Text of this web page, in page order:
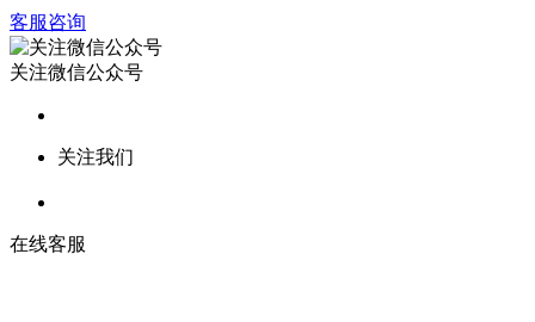
客服咨询
关注微信公众号
关注我们
在线客服